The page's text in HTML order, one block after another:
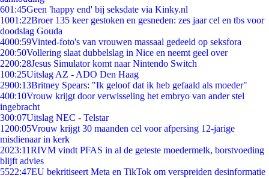
601:45Geen 'happy end' bij seksdate via Kinky.nl
1001:22Broer 135 keer gestoken en gesneden: zes jaar cel en tbs voor
doodslag Gouda
4000:59Vinted-foto's van vrouwen massaal gedeeld op seksfora
200:50Vollering slaat dubbelslag in Nice en neemt geel over
2200:28Jesus Simulator komt naar Nintendo Switch
100:25Uitslag AZ - ADO Den Haag
2900:13Britney Spears: "Ik geloof dat ik heb gefaald als moeder"
400:10Vrouw krijgt door verwisseling het embryo van ander stel
ingebracht
300:07Uitslag NEC - Telstar
1200:05Vrouw krijgt 30 maanden cel voor afpersing 12-jarige
misdienaar in kerk
2023:11RIVM vindt PFAS in al de geteste moedermelk, borstvoeding
blijft advies
5522:47EU bekritiseert Meta en TikTok om verspreiden desinformatie